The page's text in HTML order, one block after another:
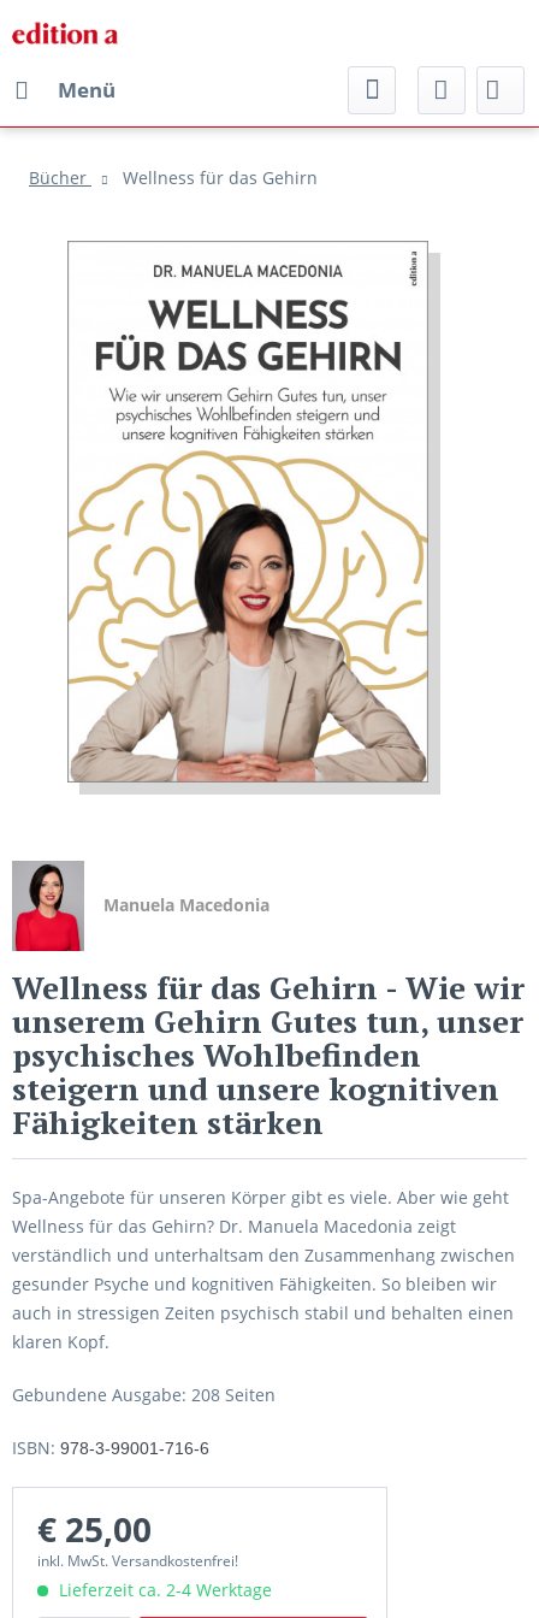
Menü
Bücher Wellness für das Gehirn
Manuela Macedonia
Wellness für das Gehirn - Wie wir
unserem Gehirn Gutes tun, unser
psychisches Wohlbefinden
steigern und unsere kognitiven
Fähigkeiten stärken
Spa-Angebote für unseren Körper gibt es viele. Aber wie geht
Wellness für das Gehirn? Dr. Manuela Macedonia zeigt
verständlich und unterhaltsam den Zusammenhang zwischen
gesunder Psyche und kognitiven Fähigkeiten. So bleiben wir
auch in stressigen Zeiten psychisch stabil und behalten einen
klaren Kopf.
Gebundene Ausgabe: 208 Seiten
ISBN: 978-3-99001-716-6
€ 25,00
inkl. MwSt. Versandkostenfrei!
Lieferzeit ca. 2-4 Werktage